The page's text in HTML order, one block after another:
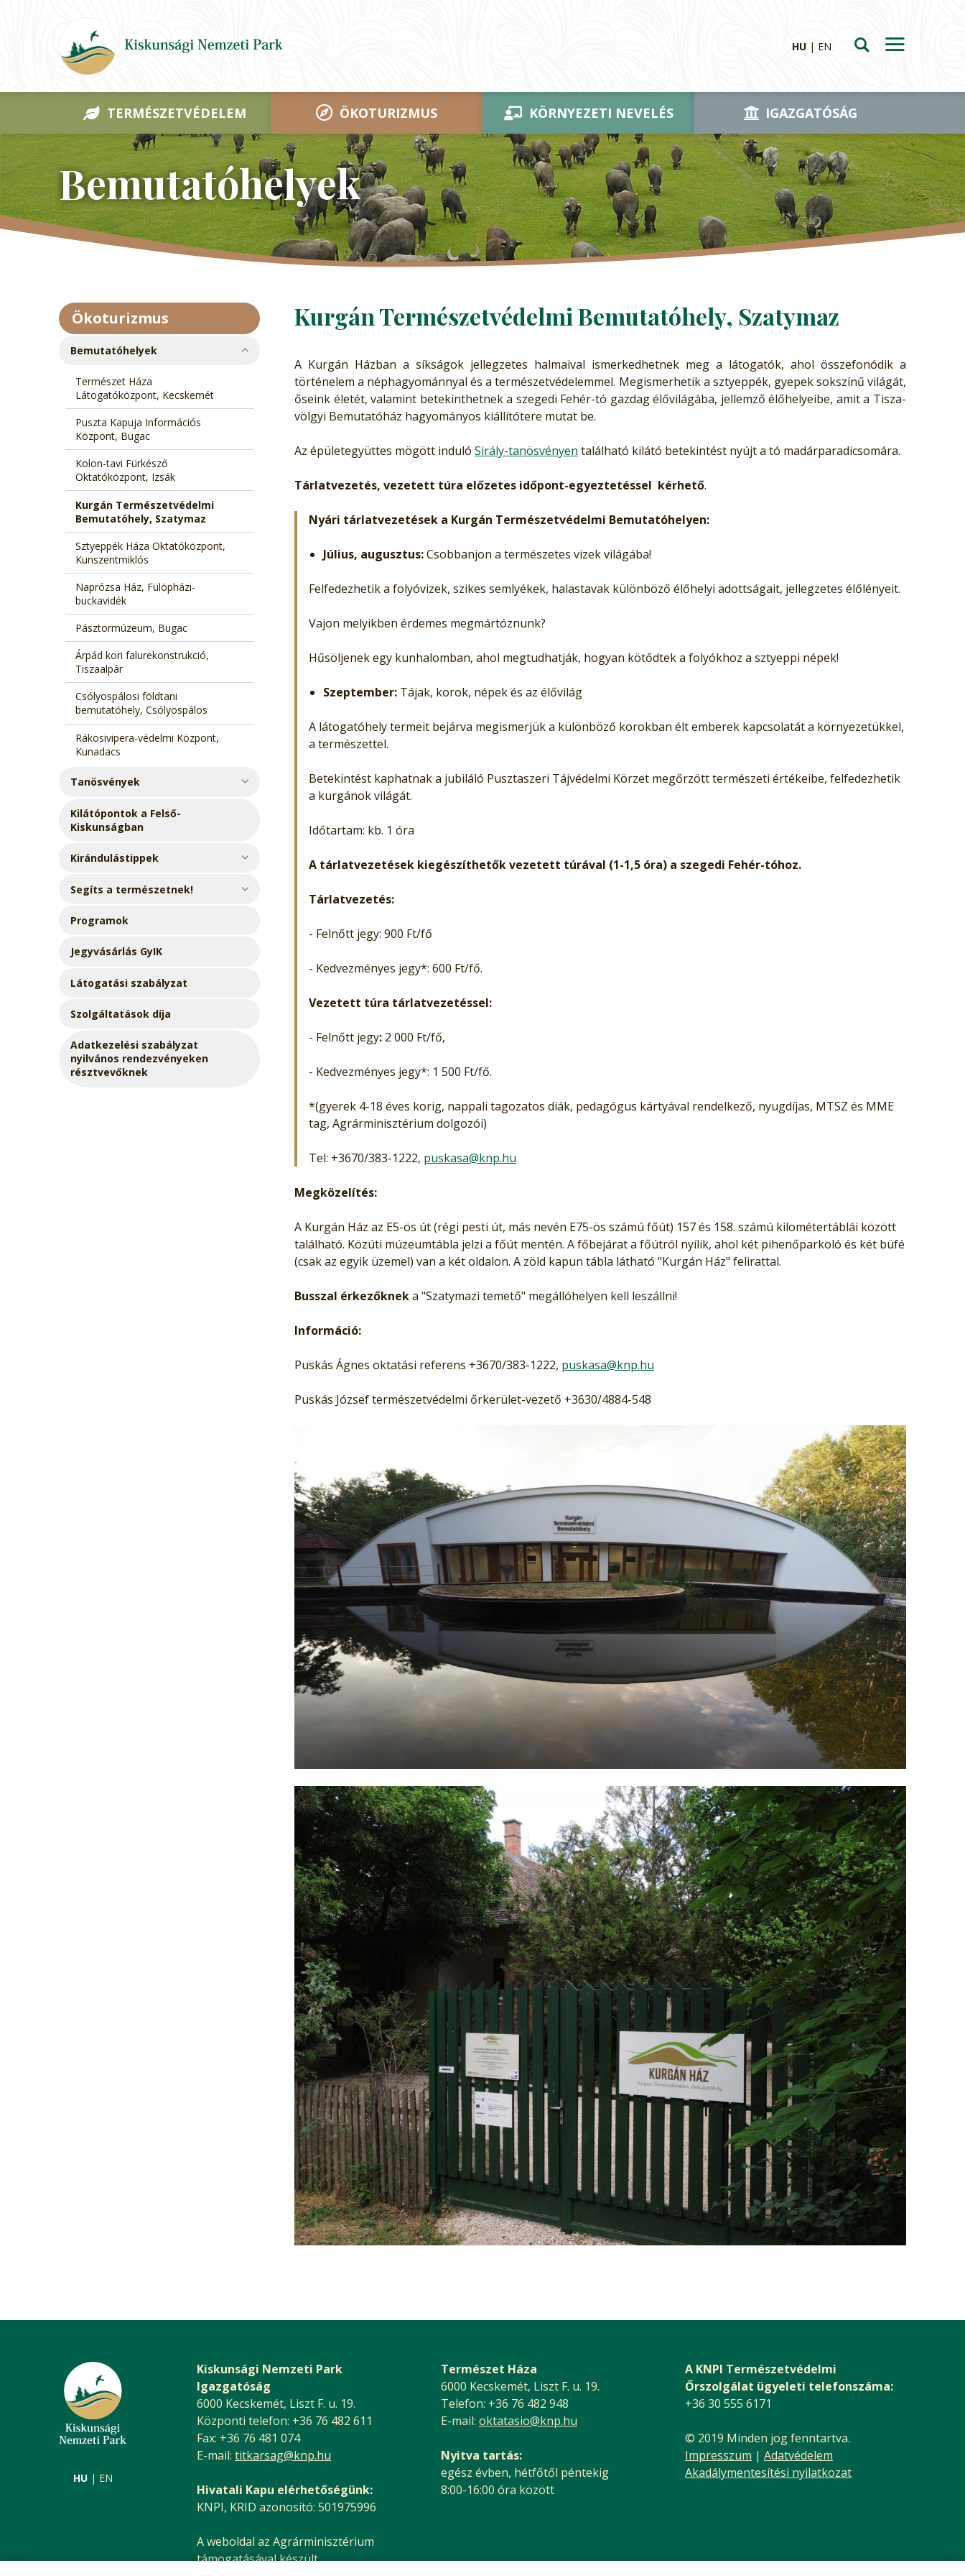
HU EN
TERMÉSZETVÉDELEM ÖKOTURIZMUS KÖRNYEZETI NEVELÉS IGAZGATÓSÁG
Bemutatóhelyek
Kurgán Természetvédelmi Bemutatóhely, Szatymaz
A Kurgán Házban a síkságok jellegzetes halmaival ismerkedhetnek meg a látogatók, ahol összefonódik a
történelem a néphagyománnyal és a természetvédelemmel. Megismerhetik a sztyeppék, gyepek sokszínű világát,
őseink életét, valamint betekinthetnek a szegedi Fehér-tó gazdag élővilágába, jellemző élőhelyeibe, amit a Tisza-
völgyi Bemutatóház hagyományos kiállítótere mutat be.
Az épületegyüttes mögött induló Sirály-tanösvényen található kilátó betekintést nyújt a tó madárparadicsomára.
Tárlatvezetés, vezetett túra előzetes időpont-egyeztetéssel kérhető.
Nyári tárlatvezetések a Kurgán Természetvédelmi Bemutatóhelyen:
Július, augusztus:Csobbanjon a természetes vizek világába!
Felfedezhetik a folyóvizek, szikes semlyékek, halastavak különböző élőhelyi adottságait, jellegzetes élőlényeit.
Vajon melyikben érdemes megmártóznunk?
Hűsöljenek egy kunhalomban, ahol megtudhatják, hogyan kötődtek a folyókhoz a sztyeppi népek!
Szeptember: Tájak, korok, népek és az élővilág
A látogatóhely termeit bejárva megismerjük a különböző korokban élt emberek kapcsolatát a környezetükkel,
a természettel.
Betekintést kaphatnak a jubiláló Pusztaszeri Tájvédelmi Körzet megőrzött természeti értékeibe, felfedezhetik
a kurgánok világát.
Időtartam: kb. 1 óra
A tárlatvezetések kiegészíthetők vezetett túrával (1-1,5 óra) a szegedi Fehér-tóhoz.
Tárlatvezetés:
- Felnőtt jegy: 900 Ft/fő
- Kedvezményes jegy*: 600 Ft/fő.
Vezetett túra tárlatvezetéssel:
- Felnőtt jegy: 2 000 Ft/fő,
- Kedvezményes jegy*: 1 500 Ft/fő.
*(gyerek 4-18 éves korig, nappali tagozatos diák, pedagógus kártyával rendelkező, nyugdíjas, MTSZ és MME
tag, Agrárminisztérium dolgozói)
Tel: +3670/383-1222, puskasa@knp.hu
Megközelítés:
A Kurgán Ház az E5-ös út (régi pesti út, más nevén E75-ös számú főút) 157 és 158. számú kilométertáblái között
található. Közúti múzeumtábla jelzi a főút mentén. A főbejárat a főútról nyílik, ahol két pihenőparkoló és két büfé
(csak az egyik üzemel) van a két oldalon. A zöld kapun tábla látható "Kurgán Ház" felirattal.
Busszal érkezőkneka "Szatymazi temető" megállóhelyen kell leszállni!
Információ:
Puskás Ágnes oktatási referens +3670/383-1222, puskasa@knp.hu
Puskás József természetvédelmi őrkerület-vezető +3630/4884-548
Ökoturizmus
Bemutatóhelyek
Természet Háza
Látogatóközpont, Kecskemét
Puszta Kapuja Információs
Központ, Bugac
Kolon-tavi Fürkésző
Oktatóközpont, Izsák
Kurgán Természetvédelmi
Bemutatóhely, Szatymaz
Sztyeppék Háza Oktatóközpont,
Kunszentmiklós
Naprózsa Ház, Fülöpházi-
buckavidék
Pásztormúzeum, Bugac
Árpád kori falurekonstrukció,
Tiszaalpár
Csólyospálosi földtani
bemutatóhely, Csólyospálos
Rákosivipera-védelmi Központ,
Kunadacs
Tanösvények
Kilátópontok a Felső-
Kiskunságban
Kirándulástippek
Segíts a természetnek!
Programok
Jegyvásárlás GyIK
Látogatási szabályzat
Szolgáltatások díja
Adatkezelési szabályzat
nyilvános rendezvényeken
résztvevőknek
HU EN
Kiskunsági Nemzeti Park
Igazgatóság
6000 Kecskemét, Liszt F. u. 19.
Központi telefon: +36 76 482 611
Fax: +36 76 481 074
E-mail: titkarsag@knp.hu
Hivatali Kapu elérhetőségünk:
KNPI, KRID azonosító: 501975996
A weboldal az Agrárminisztérium
támogatásával készült.
Természet Háza
6000 Kecskemét, Liszt F. u. 19.
Telefon: +36 76 482 948
E-mail: oktatasio@knp.hu
Nyitva tartás:
egész évben, hétfőtől péntekig
8:00-16:00 óra között
A KNPI Természetvédelmi
Őrszolgálat ügyeleti telefonszáma:
+36 30 555 6171
© 2019 Minden jog fenntartva.
Impresszum | Adatvédelem
Akadálymentesítési nyilatkozat